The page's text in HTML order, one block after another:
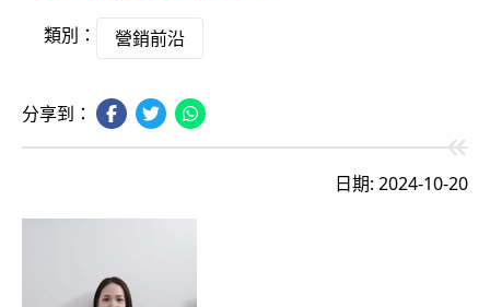
類別： 營銷前沿
分享到：
日期: 2024-10-20